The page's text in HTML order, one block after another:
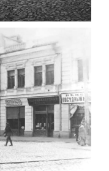
Житомира період
року
a comment